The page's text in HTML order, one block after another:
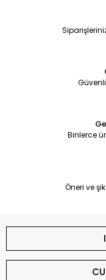
Binlerce
Öneri ve